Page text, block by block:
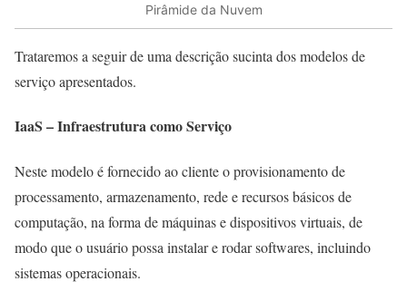
Pirâmide da Nuvem
Trataremos a seguir de uma descrição sucinta dos modelos de
serviço apresentados.
IaaS – Infraestrutura como Serviço
Neste modelo é fornecido ao cliente o provisionamento de
processamento, armazenamento, rede e recursos básicos de
computação, na forma de máquinas e dispositivos virtuais, de
modo que o usuário possa instalar e rodar softwares, incluindo
sistemas operacionais.